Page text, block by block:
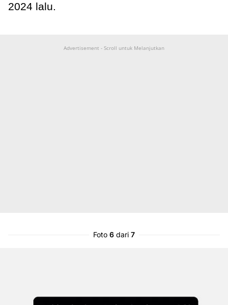
2024 lalu.
Advertisement - Scroll untuk Melanjutkan
Foto 6 dari 7